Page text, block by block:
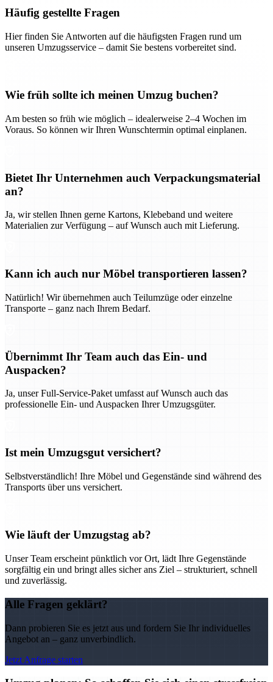
Häufig gestellte Fragen
Hier finden Sie Antworten auf die häufigsten Fragen rund um
unseren Umzugsservice – damit Sie bestens vorbereitet sind.
Wie früh sollte ich meinen Umzug buchen?
Am besten so früh wie möglich – idealerweise 2–4 Wochen im
Voraus. So können wir Ihren Wunschtermin optimal einplanen.
Bietet Ihr Unternehmen auch Verpackungsmaterial
an?
Ja, wir stellen Ihnen gerne Kartons, Klebeband und weitere
Materialien zur Verfügung – auf Wunsch auch mit Lieferung.
Kann ich auch nur Möbel transportieren lassen?
Natürlich! Wir übernehmen auch Teilumzüge oder einzelne
Transporte – ganz nach Ihrem Bedarf.
Übernimmt Ihr Team auch das Ein- und
Auspacken?
Ja, unser Full-Service-Paket umfasst auf Wunsch auch das
professionelle Ein- und Auspacken Ihrer Umzugsgüter.
Ist mein Umzugsgut versichert?
Selbstverständlich! Ihre Möbel und Gegenstände sind während des
Transports über uns versichert.
Wie läuft der Umzugstag ab?
Unser Team erscheint pünktlich vor Ort, lädt Ihre Gegenstände
sorgfältig ein und bringt alles sicher ans Ziel – strukturiert, schnell
und zuverlässig.
Alle Fragen geklärt?
Dann probieren Sie es jetzt aus und fordern Sie Ihr individuelles
Angebot an – ganz unverbindlich.
Jetzt Anfrage starten